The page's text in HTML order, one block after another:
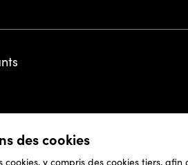
des cookies
cookies, y compris des cookies tiers,
Art Week S.A.